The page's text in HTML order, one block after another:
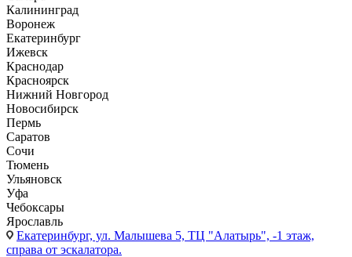
Калининград
Воронеж
Екатеринбург
Ижевск
Краснодар
Красноярск
Нижний Новгород
Новосибирск
Пермь
Саратов
Сочи
Тюмень
Ульяновск
Уфа
Чебоксары
Ярославль
Екатеринбург, ул. Малышева 5, ТЦ "Алатырь", -1 этаж,
справа от эскалатора.